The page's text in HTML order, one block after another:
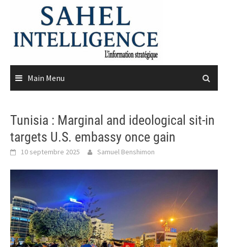
content
Main Menu
Tunisia : Marginal and ideological sit-in
targets U.S. embassy once gain
10 septembre 2025 Samuel Benshimon